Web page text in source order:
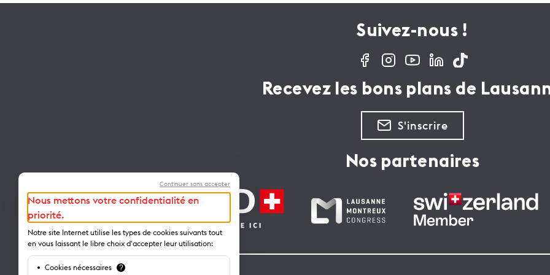
Suivez-nous !
Recevez les bons plans de
S'inscrire
Nos partenaires
Continuer sans accepter
Nous mettons votre confidentialité en
priorité.
Notre site Internet utilise les types de cookies suivants tout
en vous laissant le libre choix d'accepter leur utilisation:
Cookies nécessaires ?